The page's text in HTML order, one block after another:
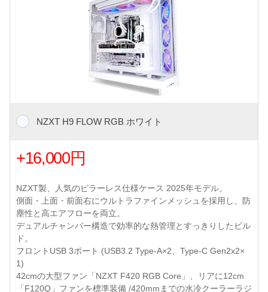
NZXT H9 FLOW RGB ホワイト
+16,000円
NZXT製、人気のピラーレス仕様ケース 2025年モデル。
側面・上面・前面右にウルトラファインメッシュを採用し、防
塵性と高エアフローを両立。
デュアルチャンバー構造で効率的な熱管理とすっきりしたビル
ド。
フロントUSB 3ポート (USB3.2 Type-A×2、Type-C Gen2x2×
1)
42cmの大型ファン「NZXT F420 RGB Core」、リアに12cm
「F120Q」ファンを標準装備 /420mmまでの水冷クーラーラジ